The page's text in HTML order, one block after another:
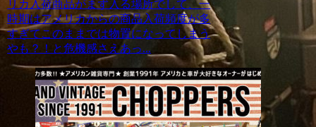
リカ入荷商品がまず入る場所でして、一
時期はアメリカからの商品入荷頻度が多
すぎてこのままでは物置になってしまう
やも？！と危機感さえあっ...